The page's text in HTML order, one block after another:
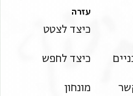
Bottom left margin,
עזרה
כיצד לצטט
כיצד לחפש
מונחון